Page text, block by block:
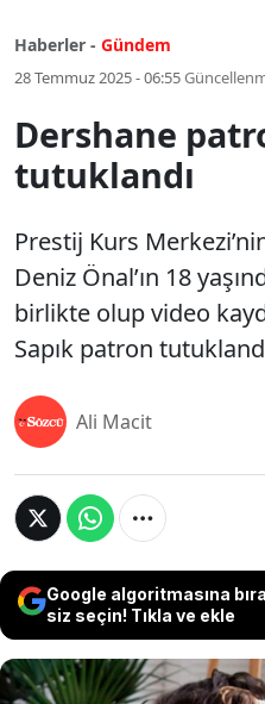
Haberler - Gündem
28 Temmuz 2025 - 06:55
Dershane
tutuklandı
Prestij Kurs
Deniz Önal’ın 18
birlikte olup video
Sapık patron
Ali Macit
Google algoritmasına
siz seçin! Tıkla ve ekle